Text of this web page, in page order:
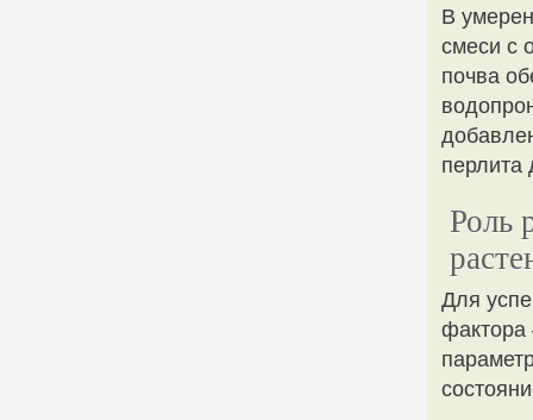
В
смеси с
почва
перлита
Роль
Для
фактора